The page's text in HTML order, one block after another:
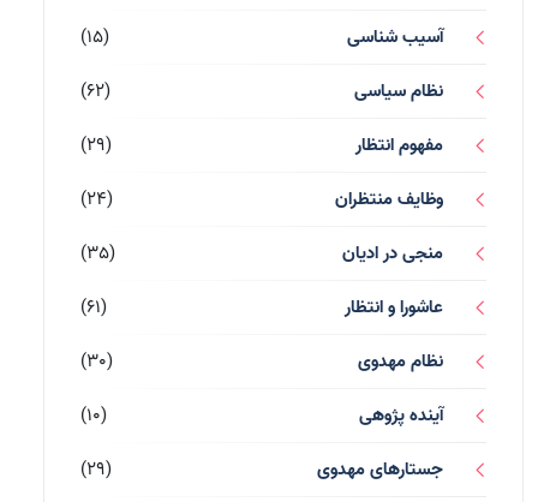
آسیب شناسی
(15)
نظام سیاسی
(62)
مفهوم انتظار
(29)
وظایف منتظران
(24)
منجی در ادیان
(35)
عاشورا و انتظار
(61)
نظام مهدوی
(30)
آینده پژوهی
(10)
جستارهای مهدوی
(29)